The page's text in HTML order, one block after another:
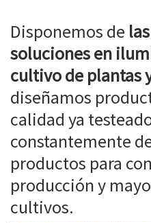
Disponemos de
soluciones en
cultivo de plantas
diseñamos
calidad ya
constantemente
productos para
producción y
cultivos.